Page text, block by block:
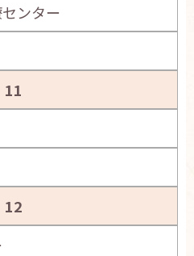
ンター
11
12